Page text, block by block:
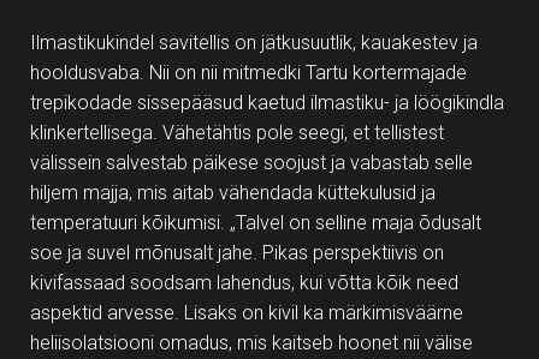
Ilmastikukindel savitellis on jätkusuutlik, kauakestev ja
hooldusvaba. Nii on nii mitmedki Tartu kortermajade
trepikodade sissepääsud kaetud ilmastiku- ja löögikindla
klinkertellisega. Vähetähtis pole seegi, et tellistest
välissein salvestab päikese soojust ja vabastab selle
hiljem majja, mis aitab vähendada küttekulusid ja
temperatuuri kõikumisi. „Talvel on selline maja õdusalt
soe ja suvel mõnusalt jahe. Pikas perspektiivis on
kivifassaad soodsam lahendus, kui võtta kõik need
aspektid arvesse. Lisaks on kivil ka märkimisväärne
heliisolatsiooni omadus, mis kaitseb hoonet nii välise